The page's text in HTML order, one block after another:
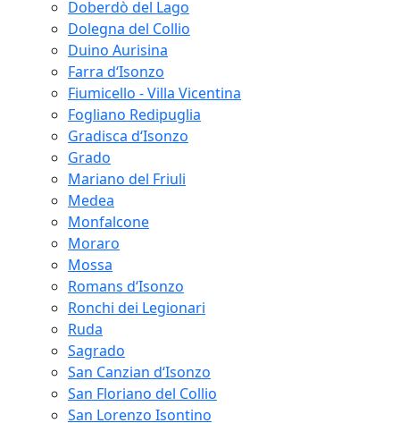
Doberdò del Lago
Dolegna del Collio
Duino Aurisina
Farra d‘Isonzo
Fiumicello - Villa Vicentina
Fogliano Redipuglia
Gradisca d‘Isonzo
Grado
Mariano del Friuli
Medea
Monfalcone
Moraro
Mossa
Romans d‘Isonzo
Ronchi dei Legionari
Ruda
Sagrado
San Canzian d‘Isonzo
San Floriano del Collio
San Lorenzo Isontino